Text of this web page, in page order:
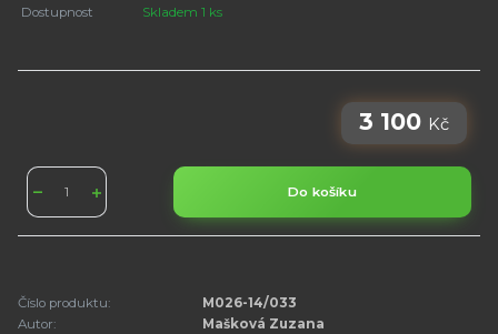
Dostupnost Skladem 1 ks
3 100 Kč
Do košíku
Číslo produktu:
M026-14/033
Autor:
Mašková Zuzana